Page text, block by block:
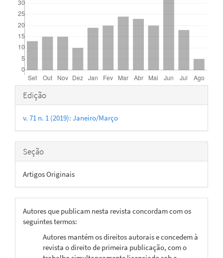
Detalhes
do
artigo
Edição
v. 71 n. 1 (2019): Janeiro/Março
Seção
Artigos Originais
Autores que publicam nesta revista concordam com os
seguintes termos:
Autores mantém os direitos autorais e concedem à
revista o direito de primeira publicação, com o